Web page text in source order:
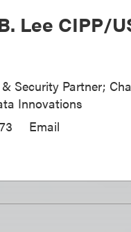
Lee CIPP/
Security Partner;
Innovations
Email